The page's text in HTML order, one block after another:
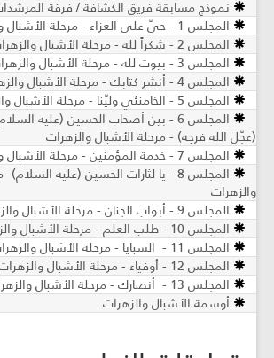
نموذج مسابقة فريق الكشافة / فرقة
المجلس 1 - حيّ على العزاء - مرحلة الأشبال والزهرات
المجلس 2 - شكراً لله - مرحلة الأشبال والزهرات
المجلس 3 - بيوت لله - مرحلة الأشبال والزهرات
المجلس 4 - أنشر كتابك - مرحلة الأشبال والزهرات
المجلس 5 - الخامنئي وليّنا - مرحلة الأشبال والزهرات
المجلس 6 - بين أصحاب الحسين (عليه
(عجّل الله فرجه) - مرحلة الأشبال والزهرات
المجلس 7 - خدمة المؤمنين - مرحلة الأشبال والزهرات
المجلس 8 - يا لثارات الحسين (عليه
والزهرات
المجلس 9 - أبواب الجنان - مرحلة الأشبال والزهرات
المجلس 10 - طلب العلم - مرحلة الأشبال والزهرات
المجلس 11 - السبايا - مرحلة الأشبال والزهرات
المجلس 12 - أوفياء - مرحلة الأشبال والزهرات
المجلس 13 - أنصارك - مرحلة الأشبال والزهرات
أوسمة الأشبال والزهرات